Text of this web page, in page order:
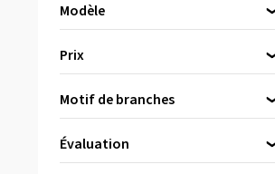
CMS
Dezent(2489)
Diewe-Wheels(835)
Eta-Beta(195)
Modèle
DBV 5DS 005
DBV 5KS 003(1)
DBV 5SP 001
Prix
von
bis
Motif de branches
Évaluation